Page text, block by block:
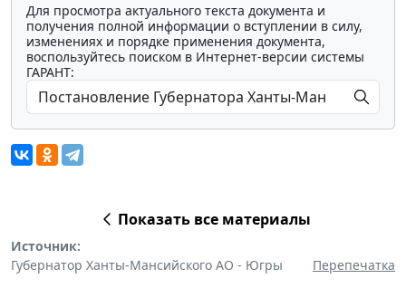
Для просмотра актуального текста документа и
получения полной информации о вступлении в силу,
изменениях и порядке применения документа,
воспользуйтесь поиском в Интернет-версии системы
ГАРАНТ:
Показать все материалы
Источник:
Губернатор Ханты-Мансийского АО - Югры
Перепечатка